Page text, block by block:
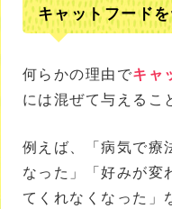
キャットフード
何らかの理由でキャ
には混ぜて与えるこ
例えば、「病気で療
なった」「好みが変
てくれなくなった」